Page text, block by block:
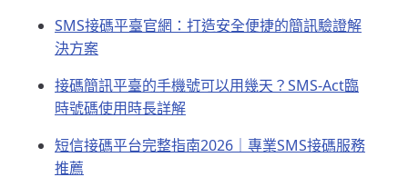
SMS接碼平臺官網：打造安全便捷的簡訊驗證解
決方案
接碼簡訊平臺的手機號可以用幾天？SMS-Act臨
時號碼使用時長詳解
短信接碼平台完整指南2026｜專業SMS接碼服務
推薦